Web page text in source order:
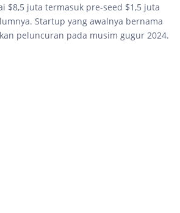
$8,5 juta termasuk pre-seed $1,5 juta
Startup yang awalnya bernama
peluncuran pada musim gugur 2024.